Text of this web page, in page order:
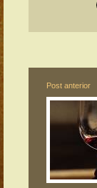
Post anterior